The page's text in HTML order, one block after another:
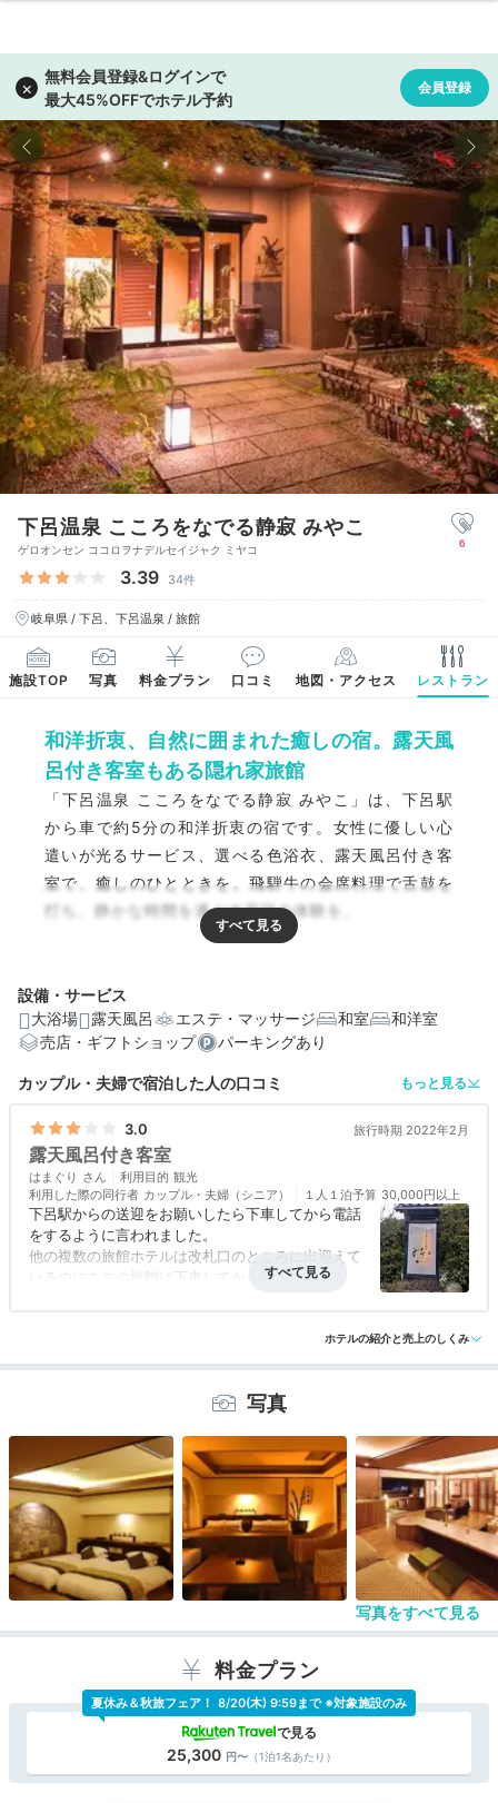
下呂温泉 こころをなでる静寂 みやこ
ゲロオンセン ココロヲナデルセイジャク ミヤコ
3.39 34件
岐阜県 / 下呂、下呂温泉 / 旅館
6
施設TOP 写真 料金プラン 口コミ 地図・アクセス レストラン
和洋折衷、自然に囲まれた癒しの宿。露天風
呂付き客室もある隠れ家旅館
「下呂温泉 こころをなでる静寂 みやこ」は、下呂駅
から車で約5分の和洋折衷の宿です。女性に優しい心
遣いが光るサービス、選べる色浴衣、露天風呂付き客
室で、癒しのひとときを。飛騨牛の会席料理で舌鼓を
打ち、静かな時間を過ごす至福の体験を。
設備・サービス
大浴場
露天風呂 エステ・マッサージ 和室
和洋室
売店・ギフトショップ
パーキングあり
カップル・夫婦で宿泊した人の口コミ もっと見る
3.0 旅行時期 2022年2月
露天風呂付き客室
はまぐり 利用目的 観光
利用した際の同行者 カップル・夫婦（シニア） １人１泊予算 30,000円以上
下呂駅からの送迎をお願いしたら下車してから電話
をするように言われました。
他の複数の旅館ホテルは改札口のところに出迎えて
いるのにここの旅館は下車してから迎えに来てもら
料理内容は料金の割に特別館がコスパは悪い感じで
アクセス 3.0 コスパ 2.0 客室 4.0 接客対応 4.0 風呂 3.0
ホテルの紹介と売上のしくみ
写真
写真をすべて見る
料金プラン
25,300 （1泊1名あたり）
夏休み＆秋旅フェア！ 8/20(木) 9:59まで ※対象施設のみ